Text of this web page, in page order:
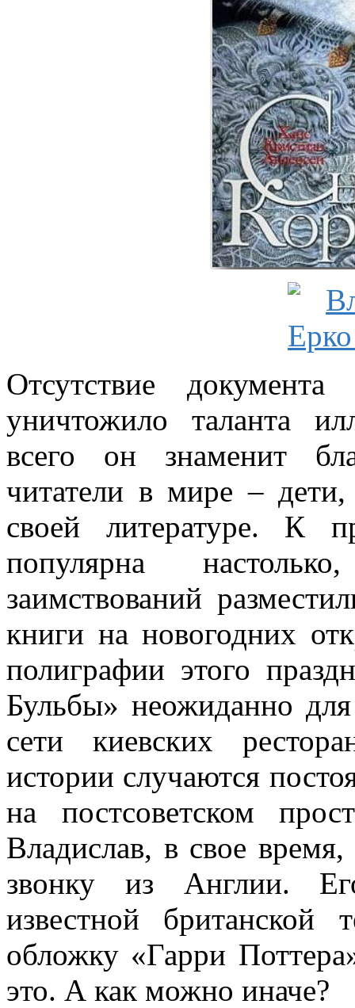
Отсутствие
уничтожило таланта
всего он знаменит
читатели в мире –
своей литературе. К
популярна
заимствований
книги на новогодних
полиграфии этого
Бульбы» неожиданно
сети киевских
истории случаются
на постсоветском
Владислав, в свое
звонку из Англии.
известной британской
обложку «Гарри
это. А как можно иначе?